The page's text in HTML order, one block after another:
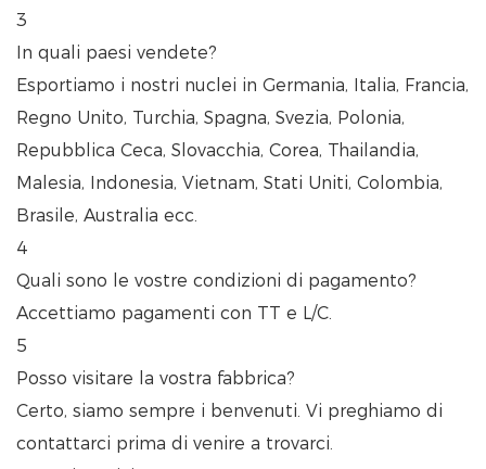
3
In quali paesi vendete?
Esportiamo i nostri nuclei in Germania, Italia, Francia,
Regno Unito, Turchia, Spagna, Svezia, Polonia,
Repubblica Ceca, Slovacchia, Corea, Thailandia,
Malesia, Indonesia, Vietnam, Stati Uniti, Colombia,
Brasile, Australia ecc.
4
Quali sono le vostre condizioni di pagamento?
Accettiamo pagamenti con TT e L/C.
5
Posso visitare la vostra fabbrica?
Certo, siamo sempre i benvenuti. Vi preghiamo di
contattarci prima di venire a trovarci.